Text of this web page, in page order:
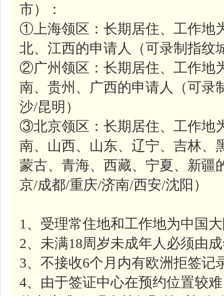
市）：
①上海领区：长期居住、工作地
北、江西的申请人（可录制指纹
②广州领区：长期居住、工作地
南、贵州、广西的申请人（可录
沙/昆明）
③北京领区：长期居住、工作地
南、山西、山东、辽宁、吉林、
蒙古、青海、西藏、宁夏、新疆
京/成都/重庆/济南/西安/沈阳）
1、受理常住地和工作地为中国
2、未满18周岁未成年人必须由
3、不接收6个月内有欧洲拒签记
4、由于签证中心在预约位置较